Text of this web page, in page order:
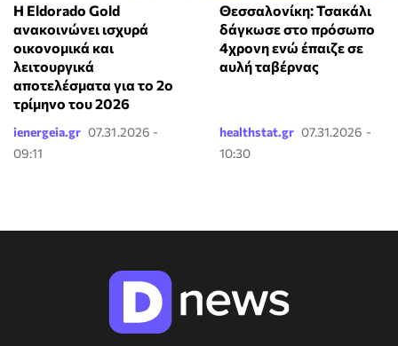
Η Eldorado Gold
ανακοινώνει ισχυρά
οικονομικά και
λειτουργικά
αποτελέσματα για το 2ο
τρίμηνο του 2026
ienergeia.gr 07.31.2026 -
09:11
Θεσσαλονίκη: Τσακάλι
δάγκωσε στο πρόσωπο
4χρονη ενώ έπαιζε σε
αυλή ταβέρνας
healthstat.gr 07.31.2026 -
10:30